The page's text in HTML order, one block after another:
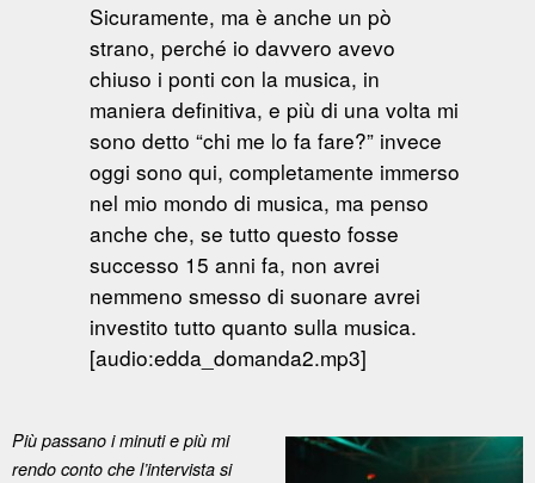
Sicuramente, ma è anche un pò
strano, perché io davvero avevo
chiuso i ponti con la musica, in
maniera definitiva, e più di una volta mi
sono detto “chi me lo fa fare?” invece
oggi sono qui, completamente immerso
nel mio mondo di musica, ma penso
anche che, se tutto questo fosse
successo 15 anni fa, non avrei
nemmeno smesso di suonare avrei
investito tutto quanto sulla musica.
[audio:edda_domanda2.mp3]
Più passano i minuti e più mi
rendo conto che l’intervista si